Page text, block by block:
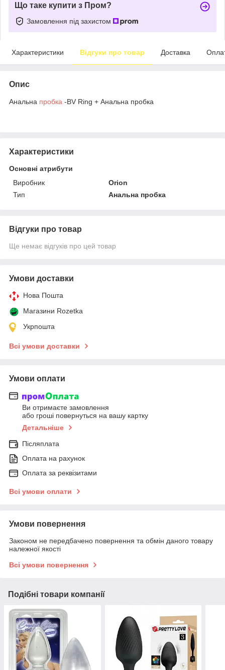
Що таке купити з Пром?
Замовлення під захистом
Характеристики Відгуки про товар Доставка
Опис
Анальна пробка -BV Ring + Анальна пробка
Характеристики
Основні атрибути
Виробник
Orion
Тип
Анальна пробка
Відгуки про товар
Ще немає відгуків про цей товар
Умови доставки
Нова Пошта
Магазини Rozetka
Укрпошта
Всі умови доставки
Умови оплати
Ви отримаєте замовлення
або гроші повернуться на вашу картку
Детальніше
Післяплата
Оплата на рахунок
Оплата за реквізитами
Всі умови оплати
Умови повернення
Законом не передбачено повернення та обмін даного товару
належної якості
Всі умови повернення
Подібні товари компанії